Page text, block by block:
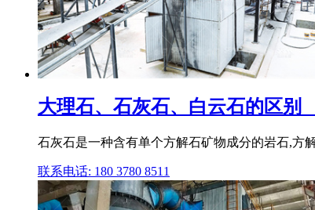
大理石、石灰石、白云石的区别
石灰石是一种含有单个方解石矿物成分的岩石,方
联系电话: 180 3780 8511